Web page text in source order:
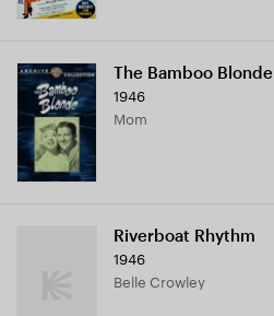
The Bamboo Blonde
1946
Mom
Riverboat Rhythm
1946
Belle Crowley